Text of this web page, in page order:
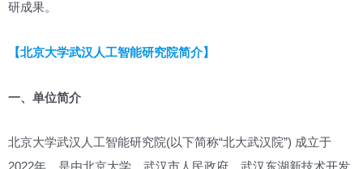
研成果。
【北京大学武汉人工智能研究院简介】
一、单位简介
北京大学武汉人工智能研究院(以下简称“北大武汉院”) 成立于